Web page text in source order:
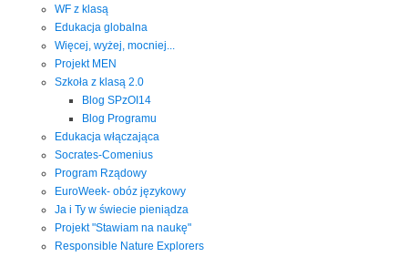
WF z klasą
Edukacja globalna
Więcej, wyżej, mocniej...
Projekt MEN
Szkoła z klasą 2.0
Blog SPzOI14
Blog Programu
Edukacja włączająca
Socrates-Comenius
Program Rządowy
EuroWeek- obóz językowy
Ja i Ty w świecie pieniądza
Projekt "Stawiam na naukę"
Responsible Nature Explorers